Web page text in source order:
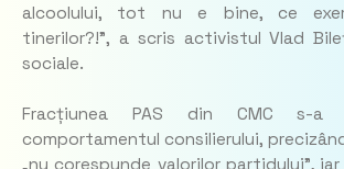
alcoolului, tot nu e bine, ce
tinerilor?!”, a scris activistul Vlad
sociale.
Fracțiunea PAS din CMC s-a
comportamentul consilierului,
„nu corespunde valorilor partidului”,